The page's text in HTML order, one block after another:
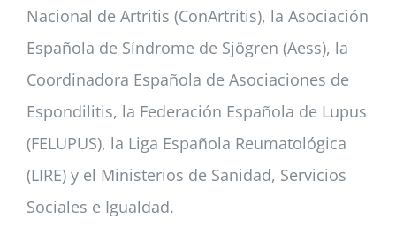
Nacional de Artritis (ConArtritis), la Asociación
Española de Síndrome de Sjögren (Aess), la
Coordinadora Española de Asociaciones de
Espondilitis, la Federación Española de Lupus
(FELUPUS), la Liga Española Reumatológica
(LIRE) y el Ministerios de Sanidad, Servicios
Sociales e Igualdad.